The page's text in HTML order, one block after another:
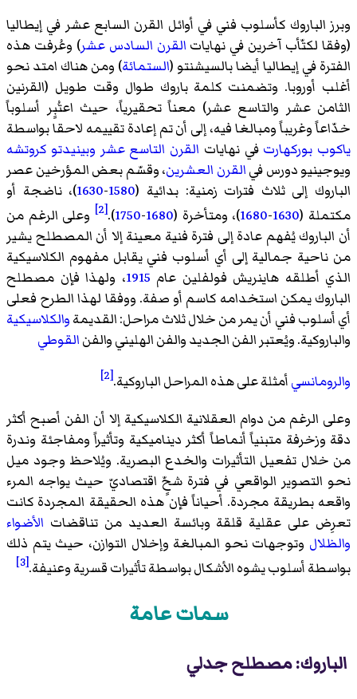
وبرز الباروك كأسلوب فني في أوائل القرن السابع عشر في إيطاليا
(وفقا لكتّأب آخرين في نهايات القرن السادس عشر) وعُرفت هذه
الفترة في إيطاليا أيضا بالسيشنتو (الستمائة) ومن هناك امتد نحو
أغلب أوروبا. وتضمنت كلمة باروك طوال وقت طويل (القرنين
الثامن عشر والتاسع عشر) معناً تحقيرياً، حيث اعتُبٍر أسلوباً
خدّاعاً وغريباً ومبالغا فيه، إلى أن تم إعادة تقييمه لاحقا بواسطة
ياكوب بوركهارت في نهايات القرن التاسع عشر وبينيدتو كروتشه
ويوجينيو دورس فيالقرن العشرين، وقسّم بعض المؤرخين عصر
الباروك إلى ثلاث فترات زمنية: بدائية (1580
-
1630)، ناضجة أو
مكتملة (1630
-
1680)، ومتأخرة (1680
-
1750
).
[2]
وعلى الرغم من
أن الباروك يُفهم عادة إلى فترة فنية معينة إلا أن المصطلح يشير
من ناحية جمالية إلى أي أسلوب فني يقابل مفهوم الكلاسيكية
الذي أطلقه هاينريش فولفلين عام 1915، ولهذا فإن مصطلح
الباروك يمكن استخدامه كاسم أو صفة. ووفقا لهذا الطرح فعلى
أي أسلوب فني أن يمر من خلال ثلاث مراحل: القديمةوالكلاسيكية
والباروكية. ويُعتبر الفن الجديد والفن الهليني والفنالقوطي
والرومانسيأمثلة على هذه المراحل الباروكية.[2]
وعلى الرغم من دوام العقلانية الكلاسيكية إلا أن الفن أصبح أكثر
دقة وزخرفة متبنياً أنماطاً أكثر ديناميكية وتأثيراً ومفاجئة وندرة
من خلال تفعيل التأثيرات والخدع البصرية. ويُلاحظ وجود ميل
نحو التصوير الواقعي في فترة شحٍّ اقتصاديّ حيث يواجه المرء
واقعه بطريقة مجردة. أحياناً فإن هذه الحقيقة المجردة كانت
تعرِض على عقلية قلقة وبائسة العديد من تناقضات الأضواء
والظلال وتوجهات نحو المبالغة وإخلال التوازن، حيث يتم ذلك
بواسطة أسلوب يشوه الأشكال بواسطة تأثيرات قسرية وعنيفة.[3]
سمات عامة
الباروك: مصطلح جدلي